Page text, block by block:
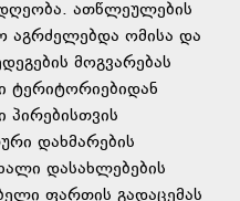
ათწლეულების
აგრძელებდა ომისა და
მოგვარებას
ტერიტორიებიდან
დახმარების
დასახლებების